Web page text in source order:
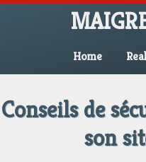
Home
Conseils de
son